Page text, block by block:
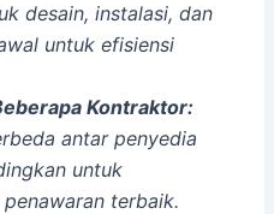
desain, instalasi, dan
untuk efisiensi
Kontraktor:
antar penyedia
untuk
terbaik.